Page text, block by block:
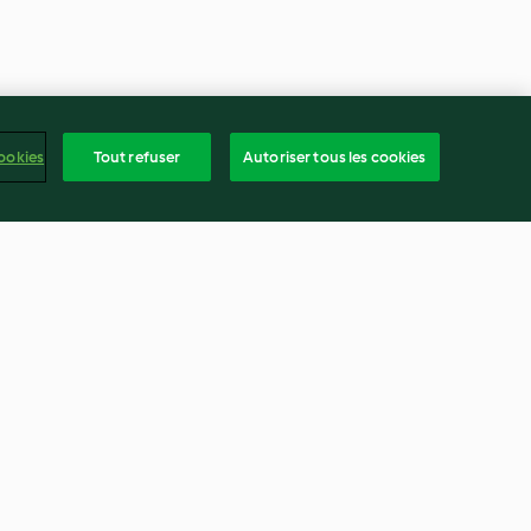
Tout refuser Autoriser tous les cookies